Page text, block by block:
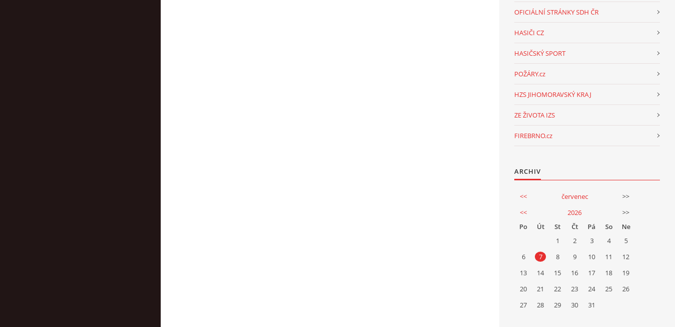
OFICIÁLNÍ STRÁNKY SDH ČR
HASIČI CZ
HASIČSKÝ SPORT
POŽÁRY.cz
HZS JIHOMORAVSKÝ KRAJ
ZE ŽIVOTA IZS
FIREBRNO.cz
ARCHIV
<< červenec
>>
<<
2026
>>
Po
Út St Čt Pá So
Ne
1
2 3 4
5
6
7 8 9 10 11
12
13
14 15 16 17 18
19
20
21 22 23 24 25
26
27
28 29 30 31